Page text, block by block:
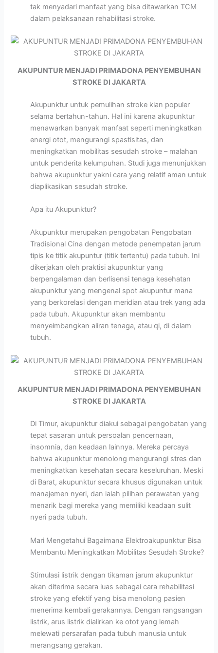
tak menyadari manfaat yang bisa ditawarkan TCM
dalam pelaksanaan rehabilitasi stroke.
AKUPUNTUR MENJADI PRIMADONA PENYEMBUHAN
STROKE DI JAKARTA
Akupunktur untuk pemulihan stroke kian populer
selama bertahun-tahun. Hal ini karena akupunktur
menawarkan banyak manfaat seperti meningkatkan
energi otot, mengurangi spastisitas, dan
meningkatkan mobilitas sesudah stroke – malahan
untuk penderita kelumpuhan. Studi juga menunjukkan
bahwa akupunktur yakni cara yang relatif aman untuk
diaplikasikan sesudah stroke.
Apa itu Akupunktur?
Akupunktur merupakan pengobatan Pengobatan
Tradisional Cina dengan metode penempatan jarum
tipis ke titik akupuntur (titik tertentu) pada tubuh. Ini
dikerjakan oleh praktisi akupunktur yang
berpengalaman dan berlisensi tenaga kesehatan
akupunktur yang mengenal spot akupuntur mana
yang berkorelasi dengan meridian atau trek yang ada
pada tubuh. Akupunktur akan membantu
menyeimbangkan aliran tenaga, atau qi, di dalam
tubuh.
AKUPUNTUR MENJADI PRIMADONA PENYEMBUHAN
STROKE DI JAKARTA
Di Timur, akupunktur diakui sebagai pengobatan yang
tepat sasaran untuk persoalan pencernaan,
insomnia, dan keadaan lainnya. Mereka percaya
bahwa akupunktur menolong mengurangi stres dan
meningkatkan kesehatan secara keseluruhan. Meski
di Barat, akupunktur secara khusus digunakan untuk
manajemen nyeri, dan ialah pilihan perawatan yang
menarik bagi mereka yang memiliki keadaan sulit
nyeri pada tubuh.
Mari Mengetahui Bagaimana Elektroakupunktur Bisa
Membantu Meningkatkan Mobilitas Sesudah Stroke?
Stimulasi listrik dengan tikaman jarum akupunktur
akan diterima secara luas sebagai cara rehabilitasi
stroke yang efektif yang bisa menolong pasien
menerima kembali gerakannya. Dengan rangsangan
listrik, arus listrik dialirkan ke otot yang lemah
melewati persarafan pada tubuh manusia untuk
merangsang gerakan.